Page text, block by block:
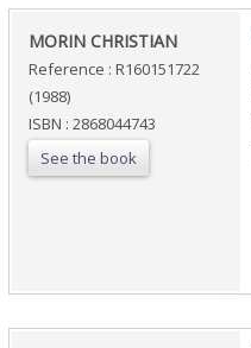
‎MORIN CHRISTIAN‎
Reference : R160151722
(1988)
ISBN : 2868044743
See the book